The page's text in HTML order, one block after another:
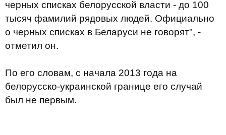
черных списках белорусской власти - до 100
тысяч фамилий рядовых людей. Официально
о черных списках в Беларуси не говорят", -
отметил он.
По его словам, с начала 2013 года на
белорусско-украинской границе его случай
был не первым.